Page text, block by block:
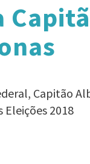
Capitão
2018